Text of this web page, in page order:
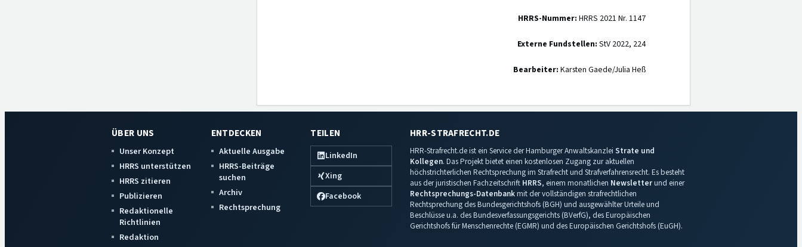
HRRS-Nummer: HRRS 2021 Nr. 1147
Externe Fundstellen: StV 2022, 224
Bearbeiter: Karsten Gaede/Julia Heß
ÜBER UNS
Unser Konzept
HRRS unterstützen
HRRS zitieren
Publizieren
Redaktionelle
Richtlinien
Redaktion
ENTDECKEN
Aktuelle Ausgabe
HRRS-Beiträge
suchen
Archiv
Rechtsprechung
TEILEN
LinkedIn
Xing
Facebook
HRR-STRAFRECHT.DE
HRR-Strafrecht.de ist ein Service der Hamburger Anwaltskanzlei Strate und
Kollegen. Das Projekt bietet einen kostenlosen Zugang zur aktuellen
höchstrichterlichen Rechtsprechung im Strafrecht und Strafverfahrensrecht. Es besteht
aus der juristischen Fachzeitschrift HRRS, einem monatlichen Newsletterund einer
Rechtsprechungs-Datenbankmit der vollständigen strafrechtlichen
Rechtsprechung des Bundesgerichtshofs (BGH) und ausgewählter Urteile und
Beschlüsse u.a. des Bundesverfassungsgerichts (BVerfG), des Europäischen
Gerichtshofs für Menschenrechte (EGMR) und des Europäischen Gerichtshofs (EuGH).